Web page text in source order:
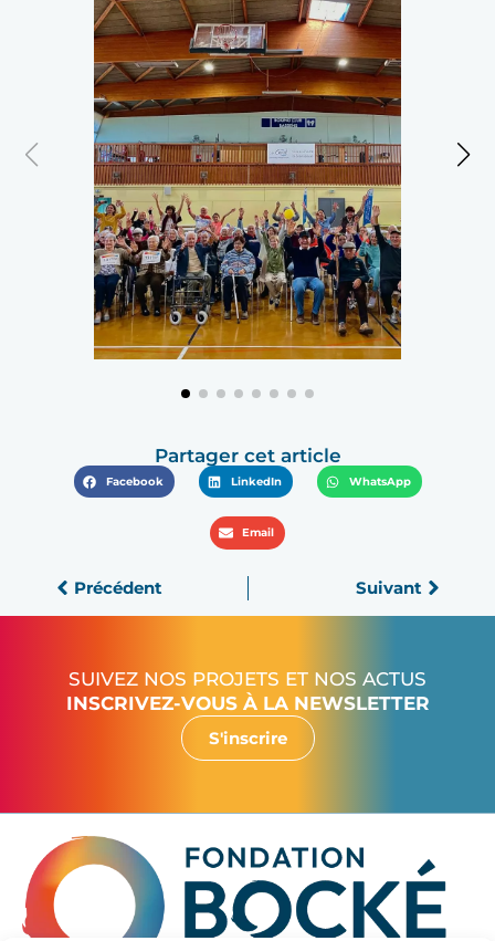
Partager cet article
Facebook LinkedIn WhatsApp
Email
Précédent Suivant
SUIVEZ NOS PROJETS ET NOS ACTUS
INSCRIVEZ-VOUS À LA NEWSLETTER
S'inscrire